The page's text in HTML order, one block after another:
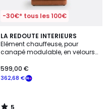
-30€* tous les 100€
LA REDOUTE INTERIEURS
Elément chauffeuse, pour
canapé modulable, en velours
362,68 €
599,00 €
5
/
5
5